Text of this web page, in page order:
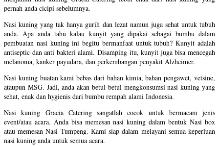
pernah anda cicipi sebelumnya.
Nasi kuning yang tak hanya gurih dan lezat namun juga sehat untuk tubuh
anda. Apa anda tahu kalau kunyit yang dipakai sebagai bumbu dalam
pembuatan nasi kuning ini begitu bermanfaat untuk tubuh? Kunyit adalah
antiseptic dan anti bakteri alami. Disamping itu, kunyit juga bisa mencegah
melanoma, kanker payudara, dan perkembangan penyakit Alzheimer.
Nasi kuning buatan kami bebas dari bahan kimia, bahan pengawet, vetsine,
ataupun MSG. Jadi, anda akan betul-betul mengkonsumsi nasi kuning yang
sehat, enak dan hygienis dari bumbu rempah alami Indonesia.
Nasi kuning Gracia Catering sangatlah cocok untuk bermacam jenis
event/atau acara. Anda bisa memesan nasi kuning dalam bentuk Nasi box
atau memesan Nasi Tumpeng. Kami siap dalam melayani semua keperluan
nasi kuning anda untuk semua acara.